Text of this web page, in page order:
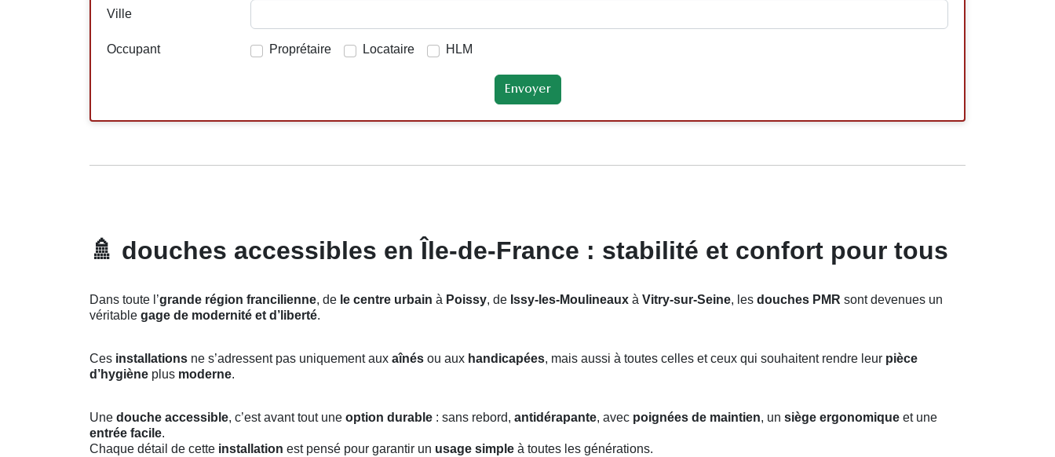
Ville
Occupant Proprétaire Locataire HLM
🚿 douches accessibles en Île-de-France : stabilité et confort pour tous
Dans toute l’grande région francilienne, de le centre urbain à Poissy, de Issy-les-Moulineaux à Vitry-sur-Seine, les douches PMR sont devenues un
véritable gage de modernité et d’liberté.
Ces installations ne s’adressent pas uniquement aux aînés ou aux handicapées, mais aussi à toutes celles et ceux qui souhaitent rendre leur pièce
d’hygiène plus moderne.
Une douche accessible, c’est avant tout une option durable : sans rebord, antidérapante, avec poignées de maintien, un siège ergonomique et une
entrée facile.
Chaque détail de cette installation est pensé pour garantir un usage simple à toutes les générations.